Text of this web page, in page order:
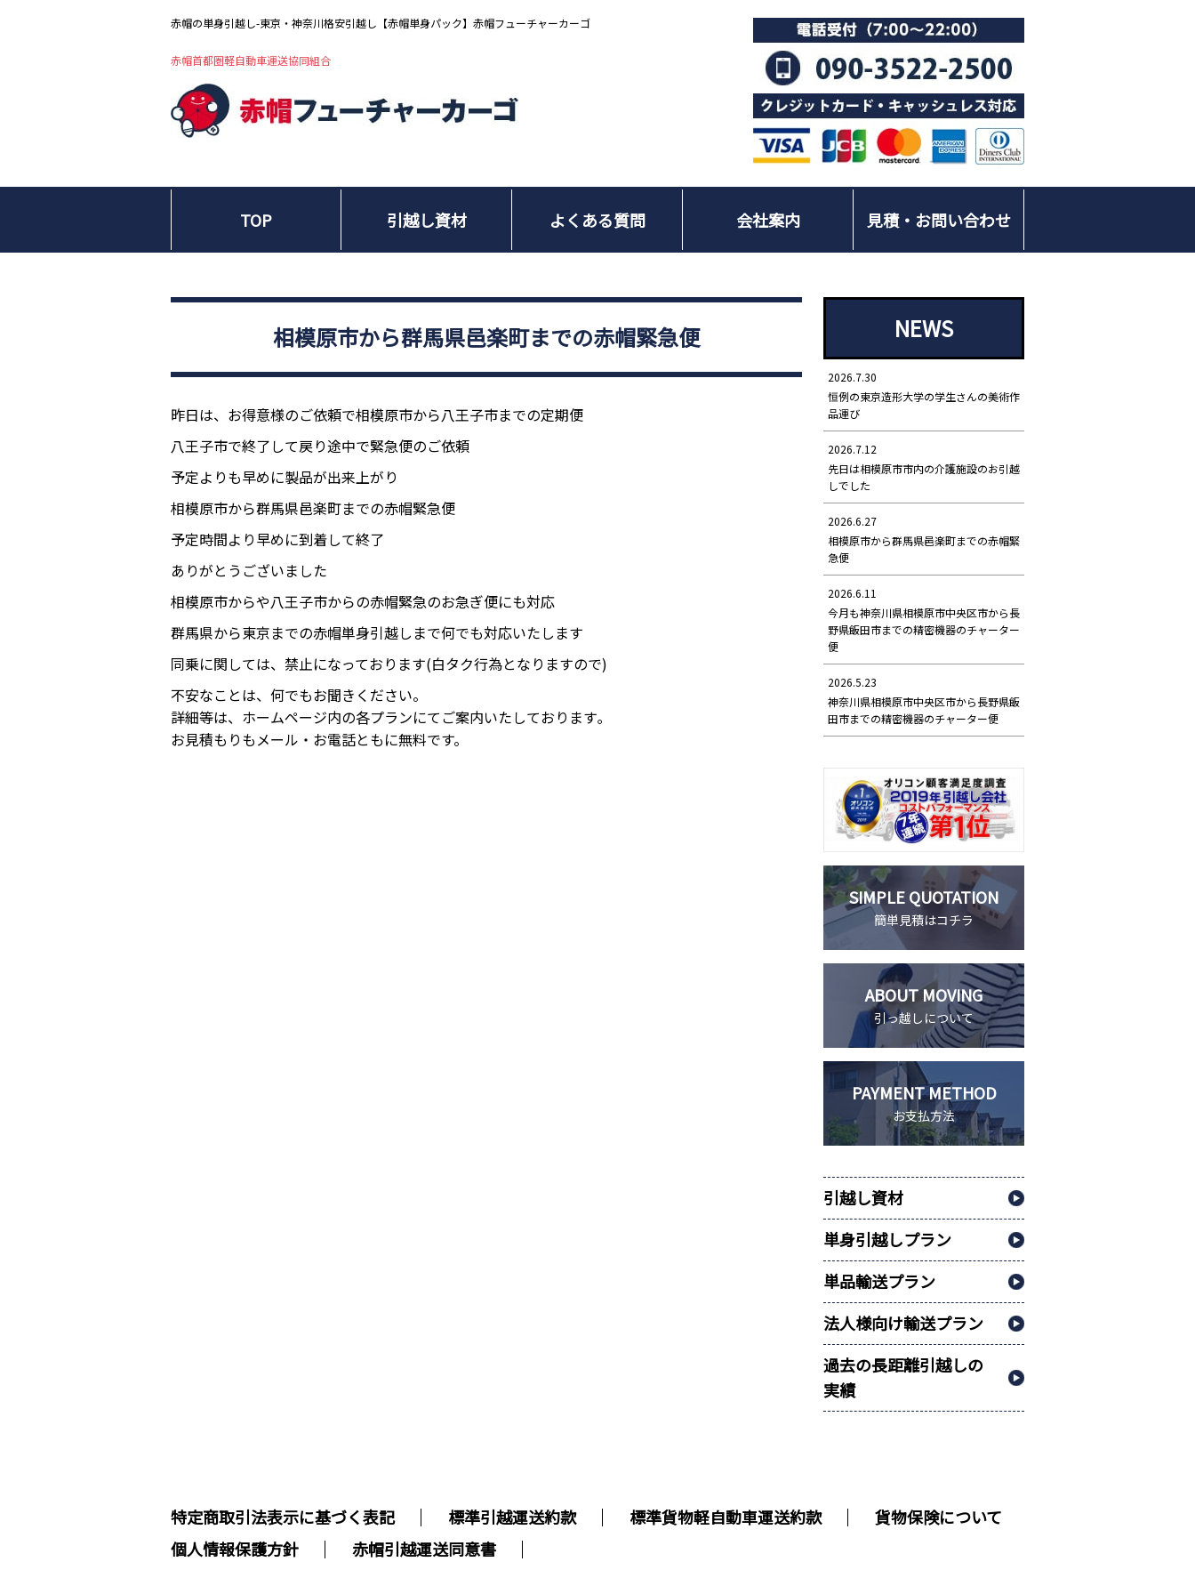
赤帽の単身引越し-東京・神奈川格安引越し【赤帽単身パック】赤帽フューチャーカーゴ
赤帽首都圏軽自動車運送協同組合
TOP 引越し資材 よくある質問 会社案内 見積・お問い合わせ
相模原市から群馬県邑楽町までの赤帽緊急便
昨日は、お得意様のご依頼で相模原市から八王子市までの定期便
八王子市で終了して戻り途中で緊急便のご依頼
予定よりも早めに製品が出来上がり
相模原市から群馬県邑楽町までの赤帽緊急便
予定時間より早めに到着して終了
ありがとうございました
相模原市からや八王子市からの赤帽緊急のお急ぎ便にも対応
群馬県から東京までの赤帽単身引越しまで何でも対応いたします
同乗に関しては、禁止になっております(白タク行為となりますので)
不安なことは、何でもお聞きください。
詳細等は、ホームページ内の各プランにてご案内いたしております｡
お見積もりもメール・お電話ともに無料です。
NEWS
2026.7.30
恒例の東京造形大学の学生さんの美術作
品運び
2026.7.12
先日は相模原市市内の介護施設のお引越
しでした
2026.6.27
相模原市から群馬県邑楽町までの赤帽緊
急便
2026.6.11
今月も神奈川県相模原市中央区市から長
野県飯田市までの精密機器のチャーター
便
2026.5.23
神奈川県相模原市中央区市から長野県飯
田市までの精密機器のチャーター便
SIMPLE QUOTATION
簡単見積はコチラ
ABOUT MOVING
引っ越しについて
PAYMENT METHOD
お支払方法
引越し資材
単身引越しプラン
単品輸送プラン
法人様向け輸送プラン
過去の長距離引越しの
実績
特定商取引法表示に基づく表記 標準引越運送約款 標準貨物軽自動車運送約款
貨物保険について
個人情報保護方針
赤帽引越運送同意書